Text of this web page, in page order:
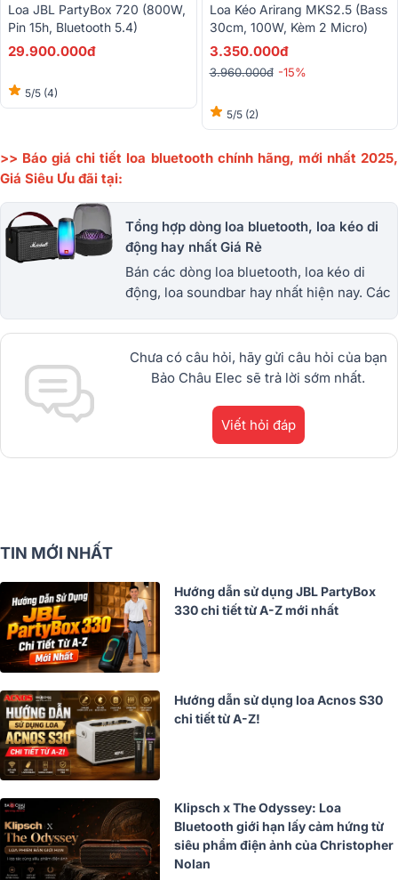
Loa JBL PartyBox 720 (800W,
Pin 15h, Bluetooth 5.4)
29.900.000đ
5/5 (4)
Loa Kéo Arirang MKS2.5 (Bass
30cm, 100W, Kèm 2 Micro)
3.350.000đ
3.960.000đ -15%
5/5 (2)
>> Báo giá chi tiết loa bluetooth chính hãng, mới nhất 2025,
Giá Siêu Ưu đãi tại:
Tổng hợp dòng loa bluetooth, loa kéo di
động hay nhất Giá Rẻ
Bán các dòng loa bluetooth, loa kéo di
động, loa soundbar hay nhất hiện nay. Các
Giao hàng toàn quốc, có bán trả góp
Chưa có câu hỏi, hãy gửi câu hỏi của bạn
Bảo Châu Elec sẽ trả lời sớm nhất.
Viết hỏi đáp
TIN MỚI NHẤT
Hướng dẫn sử dụng JBL PartyBox
330 chi tiết từ A-Z mới nhất
Hướng dẫn sử dụng loa Acnos S30
chi tiết từ A-Z!
Klipsch x The Odyssey: Loa
Bluetooth giới hạn lấy cảm hứng từ
siêu phẩm điện ảnh của Christopher
Nolan